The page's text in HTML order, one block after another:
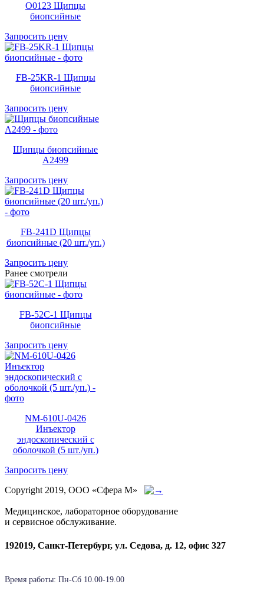
O0123 Щипцы
биопсийные
Запросить цену
FB-25KR-1 Щипцы
биопсийные
Запросить цену
Щипцы биопсийные
A2499
Запросить цену
FB-241D Щипцы
биопсийные (20 шт./уп.)
Запросить цену
Ранее смотрели
FB-52C-1 Щипцы
биопсийные
Запросить цену
NM-610U-0426
Инъектор
эндоскопический с
оболочкой (5 шт./уп.)
Запросить цену
Copyright 2019, ООО «Сфера М»
Медицинское, лабораторное оборудование
и сервисное обслуживание.
192019, Санкт-Петербург, ул. Седова, д. 12, офис 327
Время работы: Пн-Cб 10.00-19.00